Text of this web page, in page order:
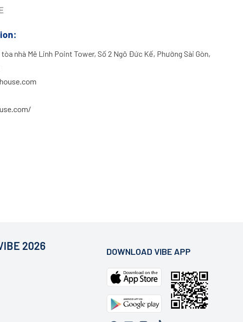
tòa nhà Mê Linh Point Tower, Số 2 Ngô Đức Kế, Phường Sài Gòn,
2026 DOWNLOAD VIBE APP